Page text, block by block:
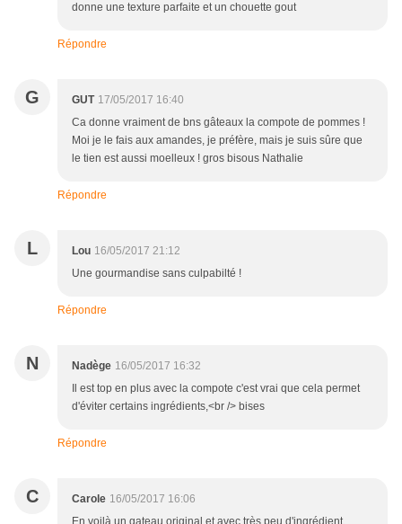
donne une texture parfaite et un chouette gout
Répondre
G GUT 17/05/2017 16:40
Ca donne vraiment de bns gâteaux la compote de pommes !
Moi je le fais aux amandes, je préfère, mais je suis sûre que
le tien est aussi moelleux ! gros bisous Nathalie
Répondre
L Lou 16/05/2017 21:12
Une gourmandise sans culpabilté !
Répondre
N Nadège 16/05/2017 16:32
Il est top en plus avec la compote c'est vrai que cela permet
d'éviter certains ingrédients,<br /> bises
Répondre
C Carole 16/05/2017 16:06
En voilà un gateau original et avec très peu d'ingrédient.